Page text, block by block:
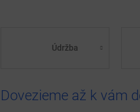
Údržba
Dovezieme až k vám